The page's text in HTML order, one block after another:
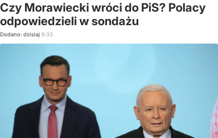
Czy Morawiecki wróci do PiS? Polacy
odpowiedzieli w sondażu
Dodano: dzisiaj 9:33